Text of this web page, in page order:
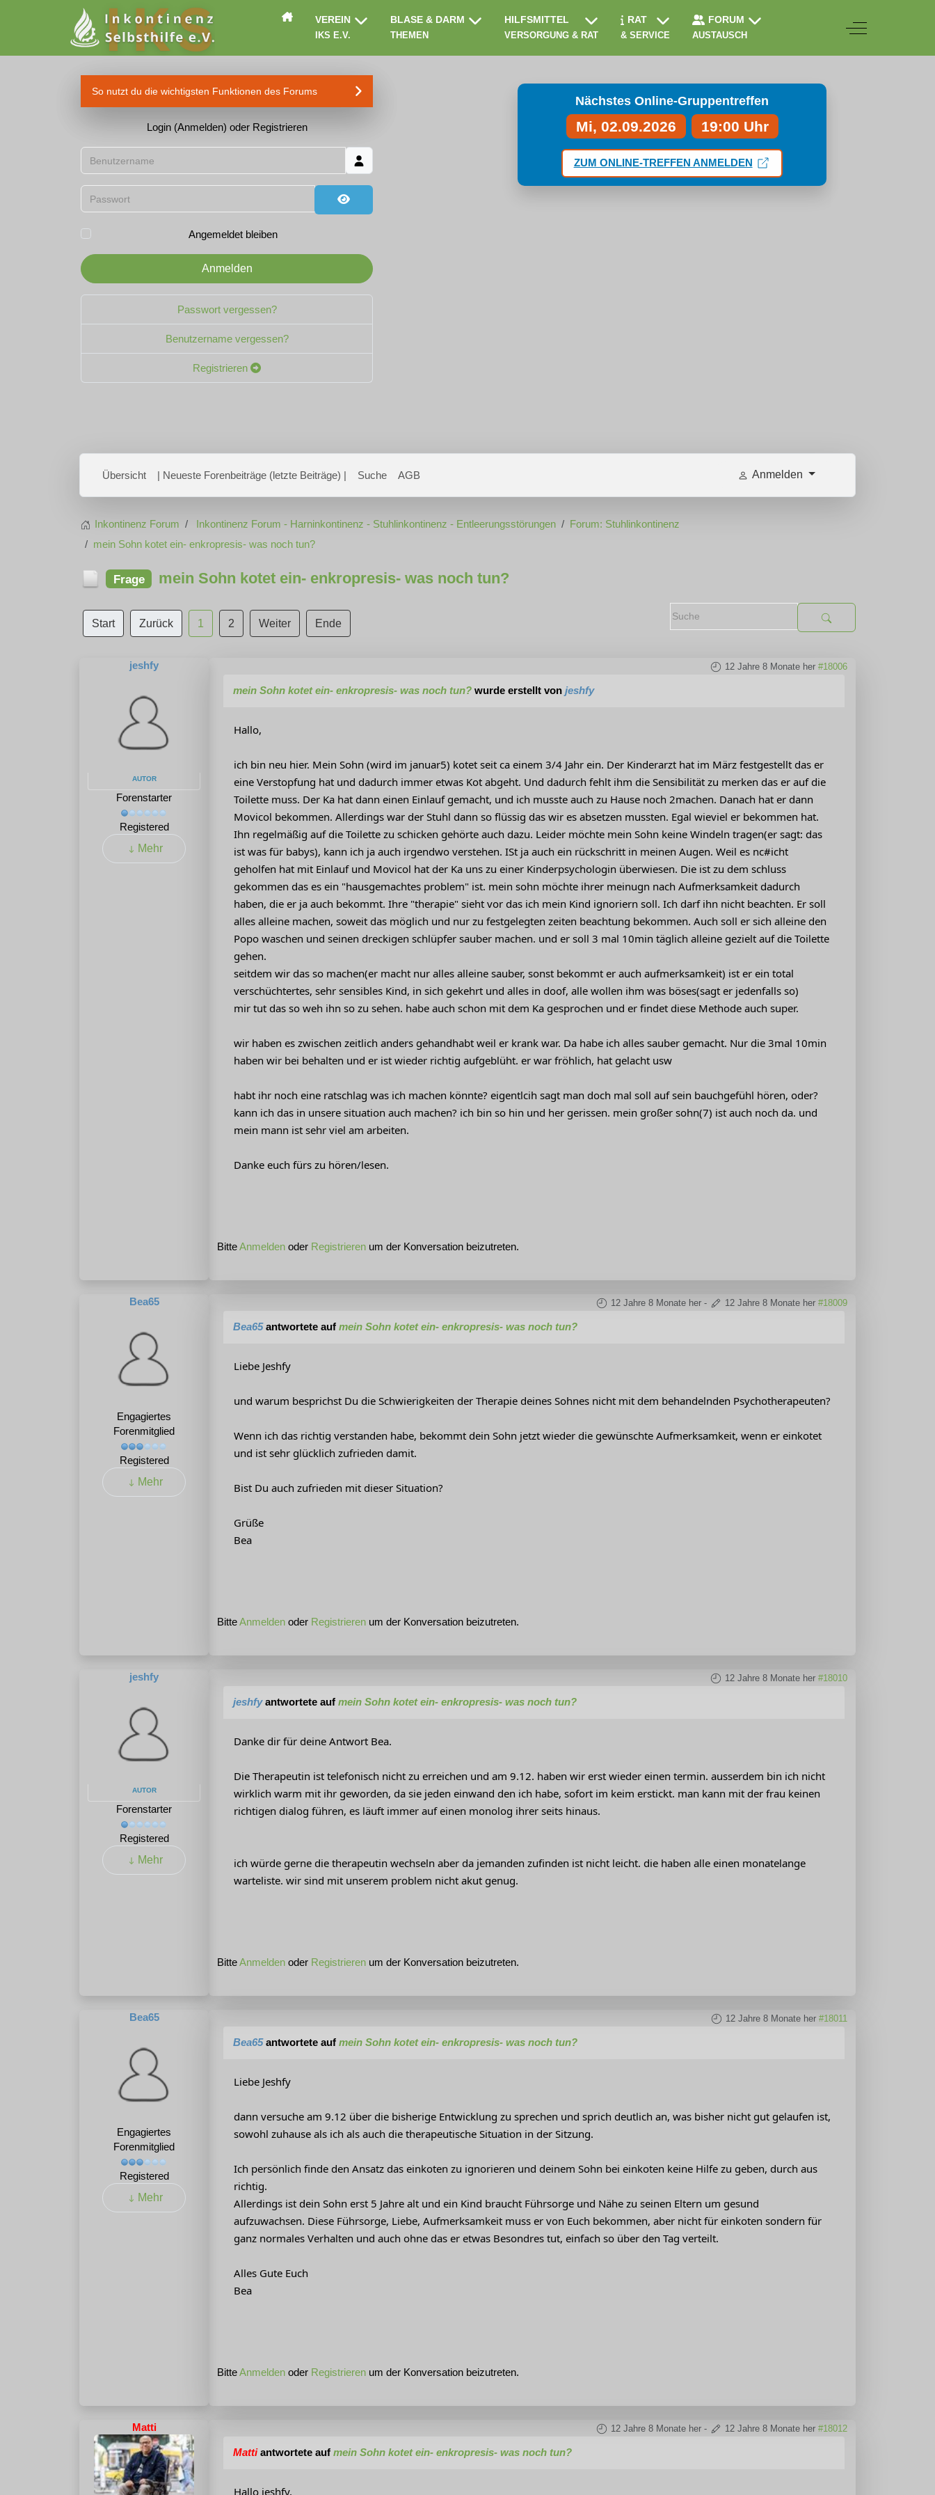
VEREIN
IKS E.V.
BLASE & DARM
THEMEN
HILFSMITTEL
VERSORGUNG & RAT
RAT
& SERVICE
FORUM
AUSTAUSCH
Off-Canvas
So nutzt du die wichtigsten Funktionen des Forums
Login (Anmelden) oder Registrieren
Benutzername
Passwort
Passwort anzeigen
Angemeldet bleiben
Anmelden
Passwort vergessen?
Benutzername vergessen?
Registrieren
Nächstes Online-Gruppentreffen
Mi, 02.09.2026 19:00 Uhr
ZUM ONLINE-TREFFEN ANMELDEN
Übersicht | Neueste Forenbeiträge (letzte Beiträge) | Suche AGB Anmelden
Inkontinenz Forum Inkontinenz Forum - Harninkontinenz - Stuhlinkontinenz - Entleerungsstörungen
Forum: Stuhlinkontinenz
mein Sohn kotet ein- enkropresis- was noch tun?
Frage mein Sohn kotet ein- enkropresis- was noch tun?
Start Zurück 1 2 Weiter Ende
jeshfy
AUTOR
Forenstarter
Registered
Mehr
12 Jahre 8 Monate her #18006
mein Sohn kotet ein- enkropresis- was noch tun? wurde erstellt von jeshfy
Hallo,
ich bin neu hier. Mein Sohn (wird im januar5) kotet seit ca einem 3/4 Jahr ein. Der Kinderarzt hat im März festgestellt das er
eine Verstopfung hat und dadurch immer etwas Kot abgeht. Und dadurch fehlt ihm die Sensibilität zu merken das er auf die
Toilette muss. Der Ka hat dann einen Einlauf gemacht, und ich musste auch zu Hause noch 2machen. Danach hat er dann
Movicol bekommen. Allerdings war der Stuhl dann so flüssig das wir es absetzen mussten. Egal wieviel er bekommen hat.
Ihn regelmäßig auf die Toilette zu schicken gehörte auch dazu. Leider möchte mein Sohn keine Windeln tragen(er sagt: das
ist was für babys), kann ich ja auch irgendwo verstehen. ISt ja auch ein rückschritt in meinen Augen. Weil es nc#icht
geholfen hat mit Einlauf und Movicol hat der Ka uns zu einer Kinderpsychologin überwiesen. Die ist zu dem schluss
gekommen das es ein "hausgemachtes problem" ist. mein sohn möchte ihrer meinugn nach Aufmerksamkeit dadurch
haben, die er ja auch bekommt. Ihre "therapie" sieht vor das ich mein Kind ignoriern soll. Ich darf ihn nicht beachten. Er soll
alles alleine machen, soweit das möglich und nur zu festgelegten zeiten beachtung bekommen. Auch soll er sich alleine den
Popo waschen und seinen dreckigen schlüpfer sauber machen. und er soll 3 mal 10min täglich alleine gezielt auf die Toilette
gehen.
seitdem wir das so machen(er macht nur alles alleine sauber, sonst bekommt er auch aufmerksamkeit) ist er ein total
verschüchtertes, sehr sensibles Kind, in sich gekehrt und alles in doof, alle wollen ihm was böses(sagt er jedenfalls so)
mir tut das so weh ihn so zu sehen. habe auch schon mit dem Ka gesprochen und er findet diese Methode auch super.
wir haben es zwischen zeitlich anders gehandhabt weil er krank war. Da habe ich alles sauber gemacht. Nur die 3mal 10min
haben wir bei behalten und er ist wieder richtig aufgeblüht. er war fröhlich, hat gelacht usw
habt ihr noch eine ratschlag was ich machen könnte? eigentlcih sagt man doch mal soll auf sein bauchgefühl hören, oder?
kann ich das in unsere situation auch machen? ich bin so hin und her gerissen. mein großer sohn(7) ist auch noch da. und
mein mann ist sehr viel am arbeiten.
Danke euch fürs zu hören/lesen.
BitteAnmelden oder Registrieren um der Konversation beizutreten.
Bea65
Engagiertes
Forenmitglied
Registered
Mehr
12 Jahre 8 Monate her - 12 Jahre 8 Monate her #18009
Bea65antwortete auf mein Sohn kotet ein- enkropresis- was noch tun?
Liebe Jeshfy
und warum besprichst Du die Schwierigkeiten der Therapie deines Sohnes nicht mit dem behandelnden Psychotherapeuten?
Wenn ich das richtig verstanden habe, bekommt dein Sohn jetzt wieder die gewünschte Aufmerksamkeit, wenn er einkotet
und ist sehr glücklich zufrieden damit.
Bist Du auch zufrieden mit dieser Situation?
Grüße
Bea
BitteAnmelden oder Registrieren um der Konversation beizutreten.
jeshfy
AUTOR
Forenstarter
Registered
Mehr
12 Jahre 8 Monate her #18010
jeshfyantwortete auf mein Sohn kotet ein- enkropresis- was noch tun?
Danke dir für deine Antwort Bea.
Die Therapeutin ist telefonisch nicht zu erreichen und am 9.12. haben wir erst wieder einen termin. ausserdem bin ich nicht
wirklich warm mit ihr geworden, da sie jeden einwand den ich habe, sofort im keim erstickt. man kann mit der frau keinen
richtigen dialog führen, es läuft immer auf einen monolog ihrer seits hinaus.
ich würde gerne die therapeutin wechseln aber da jemanden zufinden ist nicht leicht. die haben alle einen monatelange
warteliste. wir sind mit unserem problem nicht akut genug.
BitteAnmelden oder Registrieren um der Konversation beizutreten.
Bea65
Engagiertes
Forenmitglied
Registered
Mehr
12 Jahre 8 Monate her #18011
Bea65antwortete auf mein Sohn kotet ein- enkropresis- was noch tun?
Liebe Jeshfy
dann versuche am 9.12 über die bisherige Entwicklung zu sprechen und sprich deutlich an, was bisher nicht gut gelaufen ist,
sowohl zuhause als ich als auch die therapeutische Situation in der Sitzung.
Ich persönlich finde den Ansatz das einkoten zu ignorieren und deinem Sohn bei einkoten keine Hilfe zu geben, durch aus
richtig.
Allerdings ist dein Sohn erst 5 Jahre alt und ein Kind braucht Führsorge und Nähe zu seinen Eltern um gesund
aufzuwachsen. Diese Führsorge, Liebe, Aufmerksamkeit muss er von Euch bekommen, aber nicht für einkoten sondern für
ganz normales Verhalten und auch ohne das er etwas Besondres tut, einfach so über den Tag verteilt.
Alles Gute Euch
Bea
BitteAnmelden oder Registrieren um der Konversation beizutreten.
Matti 12 Jahre 8 Monate her - 12 Jahre 8 Monate her #18012
Mattiantwortete auf mein Sohn kotet ein- enkropresis- was noch tun?
Hallo jeshfy,